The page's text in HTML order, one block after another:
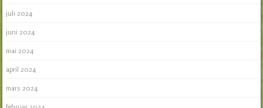
juli 2024
juni 2024
mai 2024
april 2024
mars 2024